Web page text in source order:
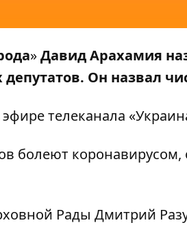
»Давид Арахамия
Он назвал
телеканала
болеют
Рады Дмитрий